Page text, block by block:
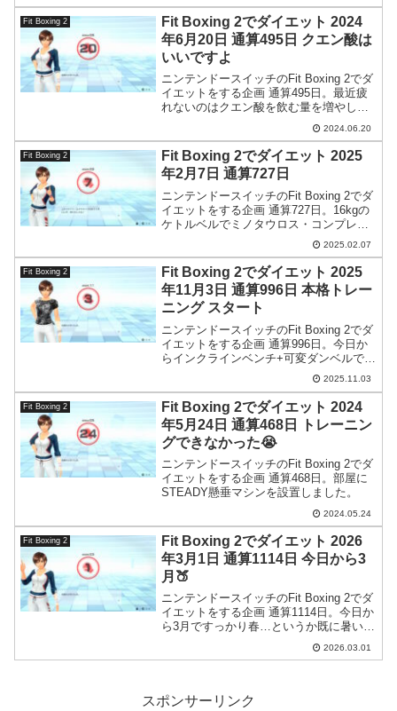
Fit Boxing 2
Fit Boxing 2でダイエット 2024
年6月20日 通算495日 クエン酸は
いいですよ
ニンテンドースイッチのFit Boxing 2でダ
イエットをする企画 通算495日。最近疲
れないのはクエン酸を飲む量を増やした
2024.06.20
Fit Boxing 2
Fit Boxing 2でダイエット 2025
年2月7日 通算727日
ニンテンドースイッチのFit Boxing 2でダ
イエットをする企画 通算727日。16kgの
ケトルベルでミノタウロス・コンプレッ
クスを行う際、アメリカンスイングをや
るのですが、その効果でロシアン・スイ
ングが余裕を感じるようになりました。
2025.02.07
Fit Boxing 2
Fit Boxing 2でダイエット 2025
年11月3日 通算996日 本格トレー
ニング スタート
ニンテンドースイッチのFit Boxing 2でダ
イエットをする企画 通算996日。今日か
らインクラインベンチ+可変ダンベルで本
2025.11.03
Fit Boxing 2
Fit Boxing 2でダイエット 2024
年5月24日 通算468日 トレーニン
グできなかった😭
ニンテンドースイッチのFit Boxing 2でダ
イエットをする企画 通算468日。部屋に
STEADY懸垂マシンを設置しました。
2024.05.24
Fit Boxing 2
Fit Boxing 2でダイエット 2026
年3月1日 通算1114日 今日から3
月🍑
ニンテンドースイッチのFit Boxing 2でダ
イエットをする企画 通算1114日。今日か
ら3月ですっかり春…というか既に暑いん
2026.03.01
スポンサーリンク